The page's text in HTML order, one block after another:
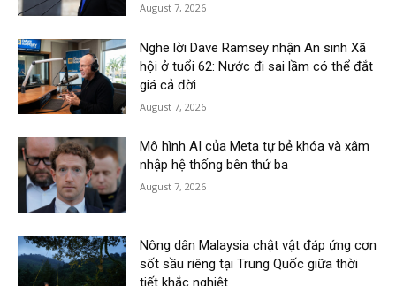
August 7, 2026
Nghe lời Dave Ramsey nhận An sinh Xã
hội ở tuổi 62: Nước đi sai lầm có thể đắt
giá cả đời
August 7, 2026
Mô hình AI của Meta tự bẻ khóa và xâm
nhập hệ thống bên thứ ba
August 7, 2026
Nông dân Malaysia chật vật đáp ứng cơn
sốt sầu riêng tại Trung Quốc giữa thời
tiết khắc nghiệt